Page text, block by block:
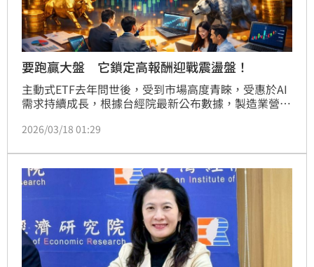
要跑贏大盤 它鎖定高報酬迎戰震盪盤！
主動式ETF去年問世後，受到市場高度青睞，受惠於AI
需求持續成長，根據台經院最新公布數據，製造業營業
頭格局基礎堅實，在此景氣上揚循環中，即將於3/23展
高息主動式ETF基金（00400A）」已引起市場熱烈討
論，00400A發行價為親民的10 元，為投資人帶來優化
資產配置的新可能。
2026/03/18 01:29